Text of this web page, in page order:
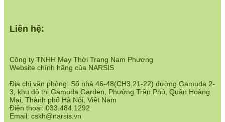
Công ty TNHH May Thời Trang Nam Phương
Website chính hãng của NARSIS
Địa chỉ văn phòng: Số nhà 46-48(CH3.21-22) đường Gamuda 2-
3, khu đô thị Gamuda Garden, Phường Trần Phú, Quận Hoàng
Mai, Thành phố Hà Nội, Việt Nam
Điện thoại: 033.484.1292
Email: cskh@narsis.vn
Liên hệ: